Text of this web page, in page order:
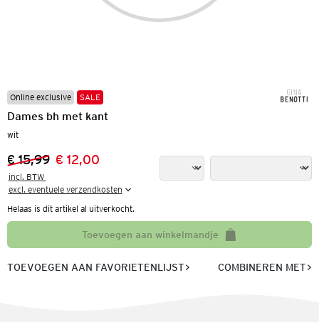
Online exclusive SALE
Dames bh met kant
wit
Vorige prijs:
€ 15,99
Nieuwe prijs:
€ 12,00
incl. BTW
excl. eventuele verzendkosten
Helaas is dit artikel al uitverkocht.
Toevoegen aan winkelmandje
TOEVOEGEN AAN FAVORIETENLIJST COMBINEREN MET